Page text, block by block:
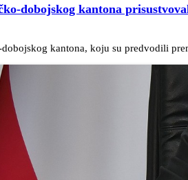
dobojskog kantona
kantona, koju su predvodili